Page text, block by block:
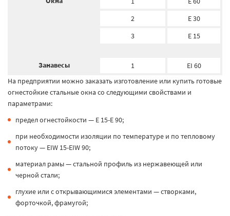
2
E 30
3
E 15
Занавесы 1
EI 60
На предприятии можно заказать изготовление или купить готовые
огнестойкие стальные окна со следующими свойствами и
параметрами:
предел огнестойкости — E 15-E 90;
при необходимости изоляции по температуре и по тепловому
потоку — EIW 15-EIW 90;
материал рамы — стальной профиль из нержавеющей или
черной стали;
глухие или с открывающимися элементами — створками,
форточкой, фрамугой;